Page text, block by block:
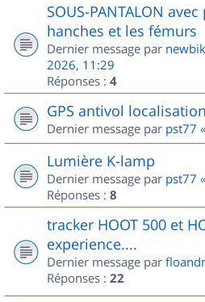
SOUS-PANTALON
hanches et les fémurs
Dernier message par
2026, 11:29
Réponses : 4
GPS antivol
Dernier message par pst77 «
Lumière K-lamp
Dernier message par pst77 «
Réponses : 8
tracker HOOT 500 et
experience....
Dernier message par
Réponses : 22